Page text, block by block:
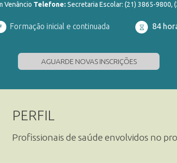
Venâncio Telefone: Secretaria Escolar: (21) 3865-9800,
Formação inicial e continuada 84
AGUARDE NOVAS INSCRIÇÕES
PERFIL
Profissionais de saúde envolvidos no